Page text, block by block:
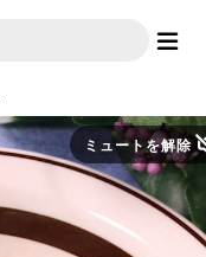
ミュートを解除